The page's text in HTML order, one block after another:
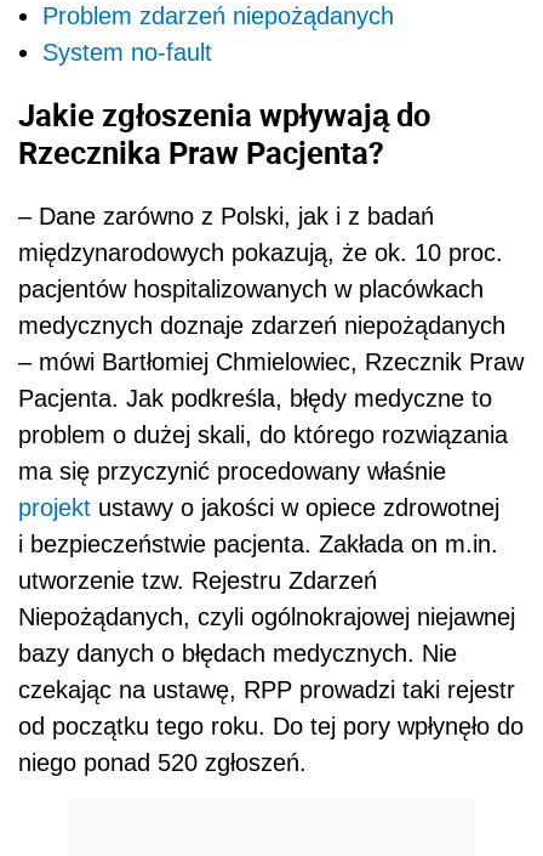
Problem zdarzeń niepożądanych
System no-fault
Jakie zgłoszenia wpływają do
Rzecznika Praw Pacjenta?
– Dane zarówno z Polski, jak i z badań
międzynarodowych pokazują, że ok. 10 proc.
pacjentów hospitalizowanych w placówkach
medycznych doznaje zdarzeń niepożądanych
– mówi Bartłomiej Chmielowiec, Rzecznik Praw
Pacjenta. Jak podkreśla, błędy medyczne to
problem o dużej skali, do którego rozwiązania
ma się przyczynić procedowany właśnie
projekt ustawy o jakości w opiece zdrowotnej
i bezpieczeństwie pacjenta. Zakłada on m.in.
utworzenie tzw. Rejestru Zdarzeń
Niepożądanych, czyli ogólnokrajowej niejawnej
bazy danych o błędach medycznych. Nie
czekając na ustawę, RPP prowadzi taki rejestr
od początku tego roku. Do tej pory wpłynęło do
niego ponad 520 zgłoszeń.